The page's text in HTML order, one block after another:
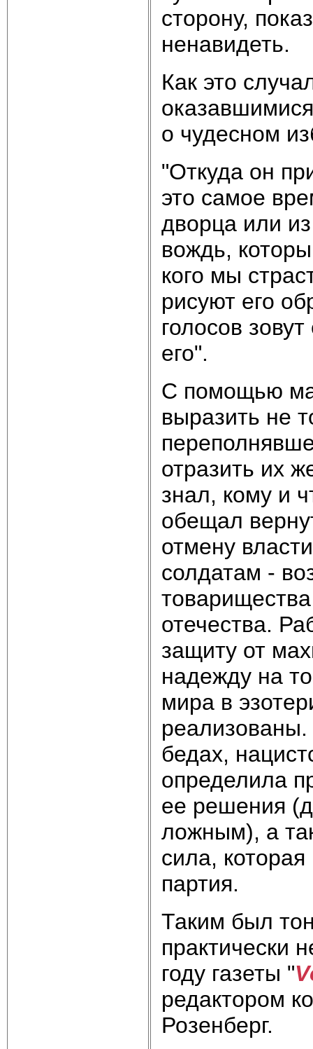
сторону,
ненавидеть.
Как это
о чудесном
"Откуда он
это самое
дворца или
вождь,
кого мы
рисуют его
голосов
его".
С помощью
выразить не
отразить их
знал, кому и
обещал
отмену
солдатам -
отечества.
защиту от
надежду на
мира в
бедах,
определила
ее решения
ложным), а
сила,
партия.
Таким был
практически
году газеты "
редактором
Розенберг.